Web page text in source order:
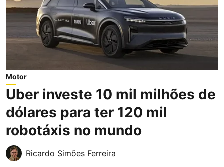
Motor
Uber investe 10 mil milhões de
dólares para ter 120 mil
robotáxis no mundo
Ricardo Simões Ferreira